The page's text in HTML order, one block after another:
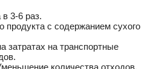
3-6 раз.
продукта с содержанием сухого
затратах на транспортные